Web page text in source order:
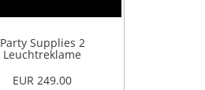
Party Supplies 2
Leuchtreklame
EUR 249.00